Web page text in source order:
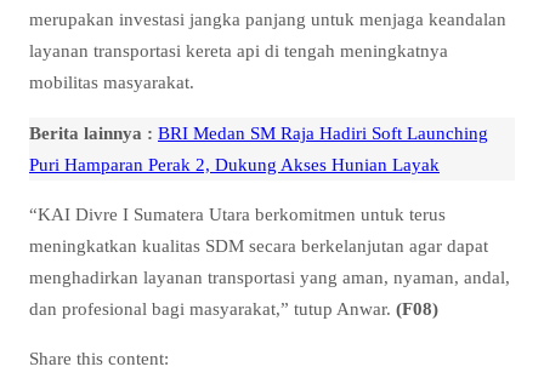
merupakan investasi jangka panjang untuk menjaga keandalan
layanan transportasi kereta api di tengah meningkatnya
mobilitas masyarakat.
Berita lainnya : BRI Medan SM Raja Hadiri Soft Launching
Puri Hamparan Perak 2, Dukung Akses Hunian Layak
“KAI Divre I Sumatera Utara berkomitmen untuk terus
meningkatkan kualitas SDM secara berkelanjutan agar dapat
menghadirkan layanan transportasi yang aman, nyaman, andal,
dan profesional bagi masyarakat,” tutup Anwar. (F08)
Share this content: